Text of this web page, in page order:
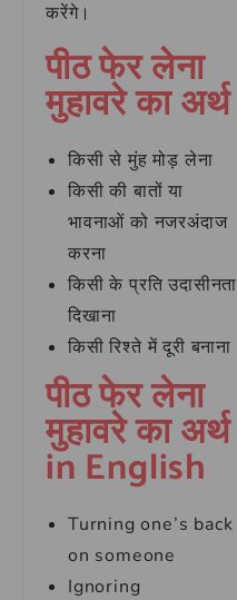
करेंगे।
पीठ फेर लेना
मुहावरे का अर्थ
किसी से मुंह मोड़ लेना
किसी की बातों या
भावनाओं को नजरअंदाज
करना
किसी के प्रति उदासीनता
दिखाना
किसी रिश्ते में दूरी बनाना
पीठ फेर लेना
मुहावरे का अर्थ
in English
Turning one’s back
on someone
Ignoring